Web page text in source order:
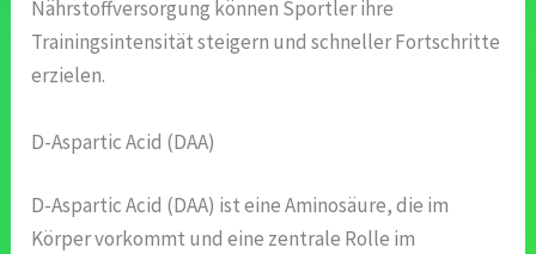
Nährstoffversorgung können Sportler ihre
Trainingsintensität steigern und schneller Fortschritte
erzielen.
D-Aspartic Acid (DAA)
D-Aspartic Acid (DAA) ist eine Aminosäure, die im
Körper vorkommt und eine zentrale Rolle im